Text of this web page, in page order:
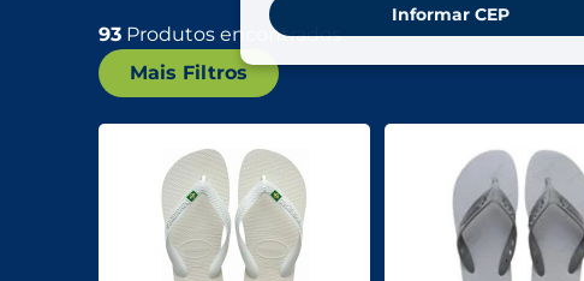
Informar CEP
Exclusivo Online
Ofertas
Ofertas Arena Mais
Ofertas Cartão Fácil pra Pagar
Mundo Infantil
93 Produtos encontrados
Mais Filtros